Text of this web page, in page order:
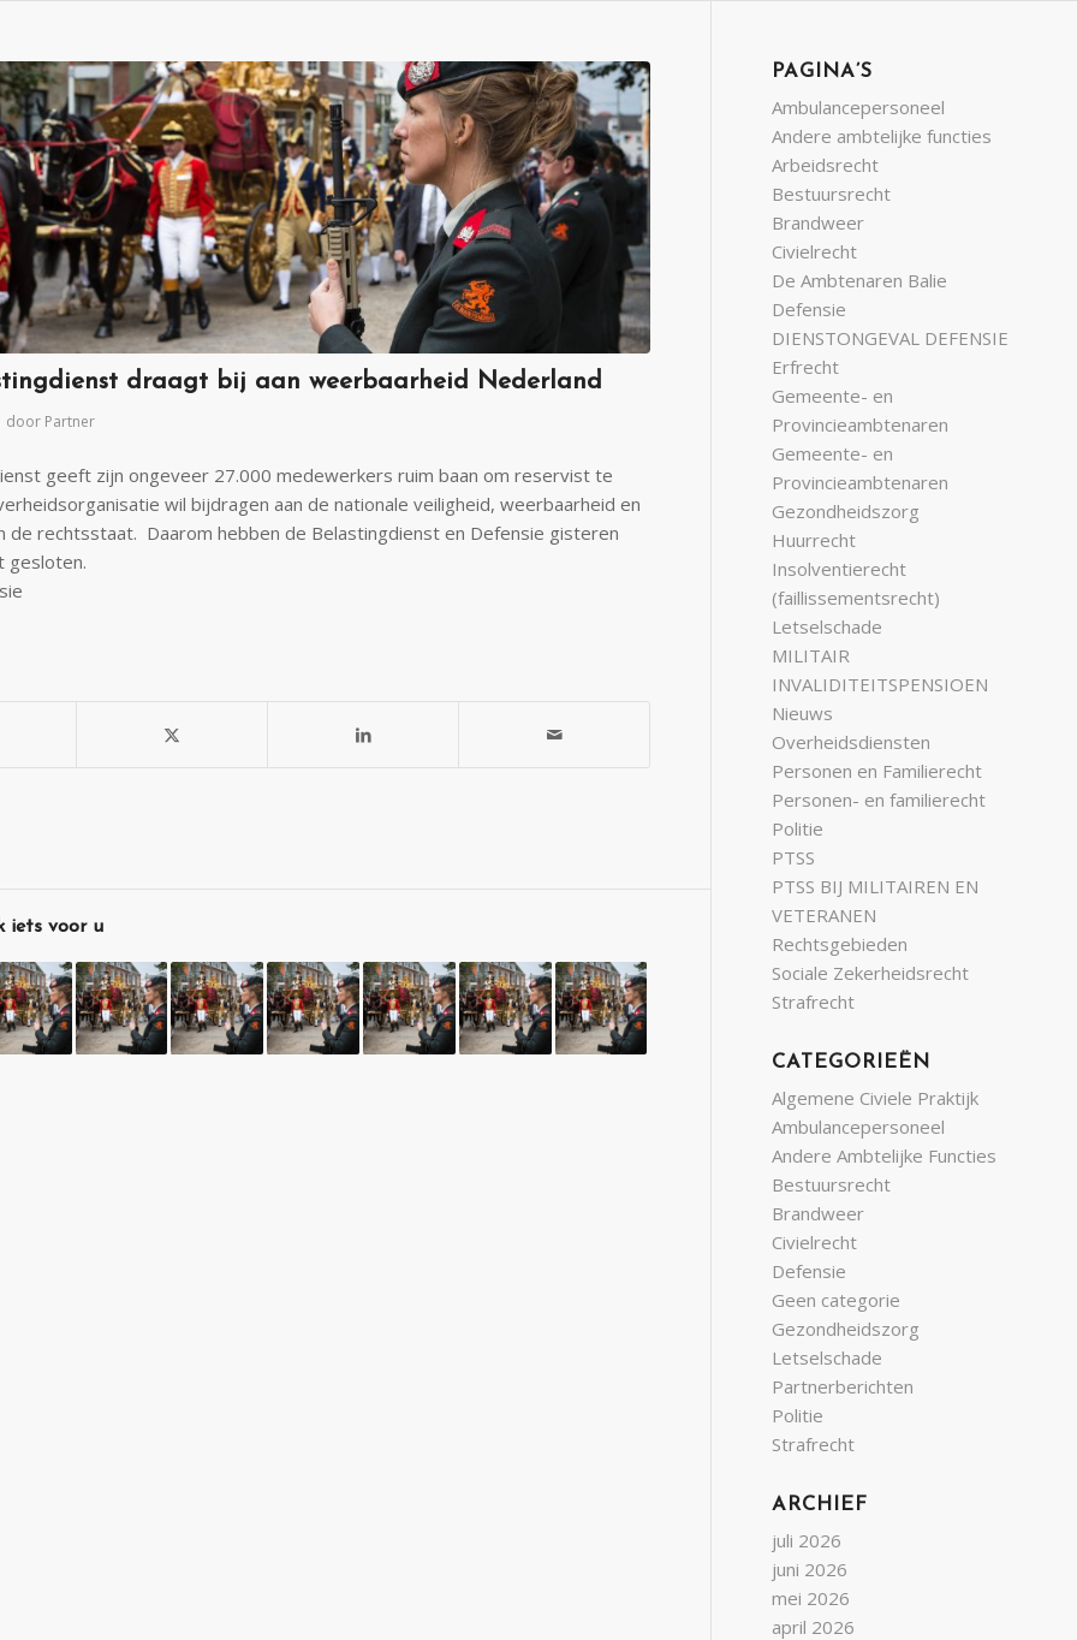
draagt bij aan weerbaarheid Nederland
door Partner
geeft zijn ongeveer 27.000 medewerkers ruim baan om reservist te
wil bijdragen aan de nationale veiligheid, weerbaarheid en
de rechtsstaat. Daarom hebben de Belastingdienst en Defensie gisteren
gesloten.
iets voor u
PAGINA’S
Ambulancepersoneel
Andere ambtelijke functies
Arbeidsrecht
Bestuursrecht
Brandweer
Civielrecht
De Ambtenaren Balie
Defensie
DIENSTONGEVAL DEFENSIE
Erfrecht
Gemeente- en
Provincieambtenaren
Gemeente- en
Provincieambtenaren
Gezondheidszorg
Huurrecht
Insolventierecht
(faillissementsrecht)
Letselschade
MILITAIR
INVALIDITEITSPENSIOEN
Nieuws
Overheidsdiensten
Personen en Familierecht
Personen- en familierecht
Politie
PTSS
PTSS BIJ MILITAIREN EN
VETERANEN
Rechtsgebieden
Sociale Zekerheidsrecht
Strafrecht
CATEGORIEËN
Algemene Civiele Praktijk
Ambulancepersoneel
Andere Ambtelijke Functies
Bestuursrecht
Brandweer
Civielrecht
Defensie
Geen categorie
Gezondheidszorg
Letselschade
Partnerberichten
Politie
Strafrecht
ARCHIEF
juli 2026
juni 2026
mei 2026
april 2026